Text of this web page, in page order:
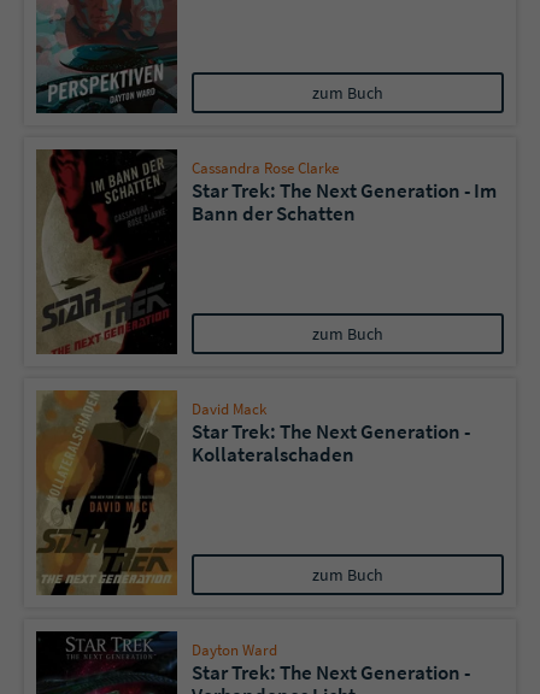
zum Buch
Cassandra Rose Clarke
Star Trek: The Next Generation - Im
Bann der Schatten
zum Buch
David Mack
Star Trek: The Next Generation -
Kollateralschaden
zum Buch
Dayton Ward
Star Trek: The Next Generation -